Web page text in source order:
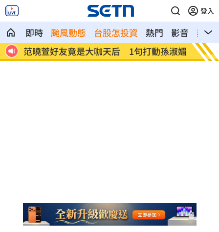
登入
即時 颱風動態 台股怎投資 熱門 影音
熱搜
暖
范曉萱好友竟是大咖天后 1句打動孫淑媚 鬼門